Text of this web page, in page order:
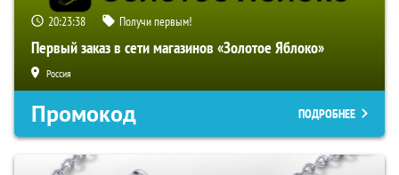
20:23:38 Получи первым!
Первый заказ в сети магазинов «Золотое Яблоко»
Россия
Промокод ПОДРОБНЕЕ